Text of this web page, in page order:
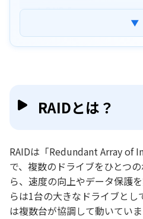
4. RAID 5
RAIDの種類まとめ！早見
RAIDから消えたデータを
まとめ
▼
RAIDとは？
RAIDは「Redundant Array of
で、複数のドライブをひとつ
ら、速度の向上やデータ保護
らは1台の大きなドライブと
は複数台が協調して動いていま